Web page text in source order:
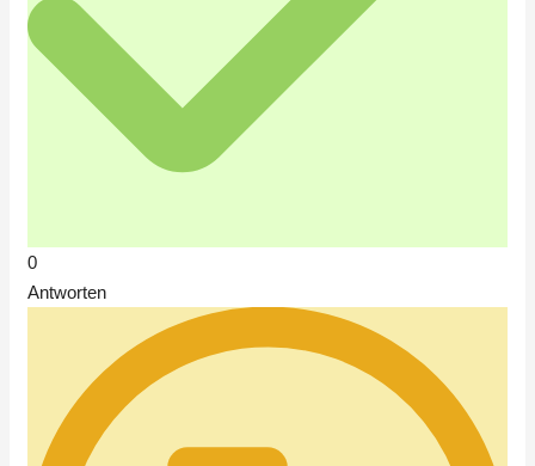
0
Antworten